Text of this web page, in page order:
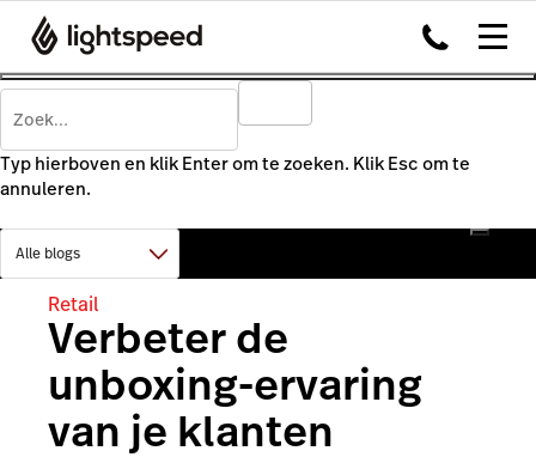
Typ hierboven en klik Enter om te zoeken. Klik Esc om te
annuleren.
Retail
Verbeter de
unboxing-ervaring
van je klanten